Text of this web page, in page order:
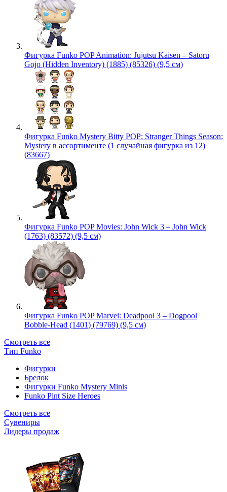
Фигурка Funko POP Animation: Jujutsu Kaisen – Satoru
Gojo (Hidden Inventory) (1885) (85326) (9,5 см)
Фигурка Funko Mystery Bitty POP: Stranger Things Season:
Mystery в ассортименте (1 случайная фигурка из 12)
(83667)
Фигурка Funko POP Movies: John Wick 3 – John Wick
(1763) (83572) (9,5 см)
Фигурка Funko POP Marvel: Deadpool 3 – Dogpool
Bobble-Head (1401) (79769) (9,5 см)
Смотреть все
Тип Funko
Фигурки
Брелок
Фигурки Funko Mystery Minis
Funko Pint Size Heroes
Смотреть все
Сувениры
Лидеры продаж